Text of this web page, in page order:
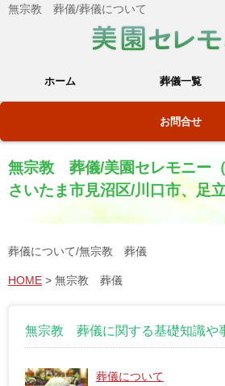
無宗教 葬儀/葬儀について
ホーム 葬儀一覧
お問合せ
無宗教 葬儀/美園セレモニー
さいたま市見沼区/川口市、足
葬儀について/無宗教 葬儀
HOME > 無宗教 葬儀
無宗教 葬儀に関する基礎知識や
葬儀について